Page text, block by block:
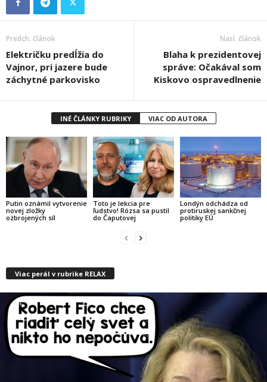
Predch. článok
Električku predĺžia do
Vajnor, pri jazere bude
záchytné parkovisko
Nasl. článok
Blaha k prezidentovej
správe: Očakával som
Kiskovo ospravedlnenie
INÉ ČLÁNKY RUBRIKY VIAC OD AUTORA
Putin oznámil vytvorenie
novej zložky
ozbrojených síl
Toto je lekcia pre
ľudstvo! Rózsa sa pustil
do Čaputovej
Londýn odchádza od
protiruskej sankčnej
politiky EÚ
Viac perál v rubrike RELAX